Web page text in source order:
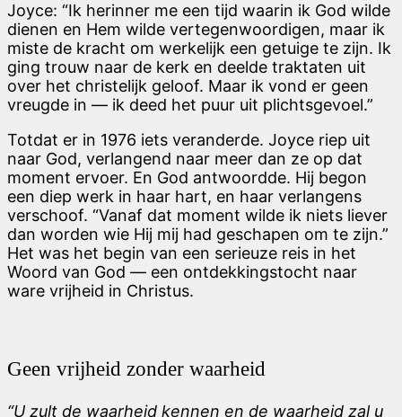
Joyce: “Ik herinner me een tijd waarin ik God wilde
dienen en Hem wilde vertegenwoordigen, maar ik
miste de kracht om werkelijk een getuige te zijn. Ik
ging trouw naar de kerk en deelde traktaten uit
over het christelijk geloof. Maar ik vond er geen
vreugde in — ik deed het puur uit plichtsgevoel.”
Totdat er in 1976 iets veranderde. Joyce riep uit
naar God, verlangend naar meer dan ze op dat
moment ervoer. En God antwoordde. Hij begon
een diep werk in haar hart, en haar verlangens
verschoof. “Vanaf dat moment wilde ik niets liever
dan worden wie Hij mij had geschapen om te zijn.”
Het was het begin van een serieuze reis in het
Woord van God — een ontdekkingstocht naar
ware vrijheid in Christus.
Geen vrijheid zonder waarheid
“U zult de waarheid kennen en de waarheid zal u